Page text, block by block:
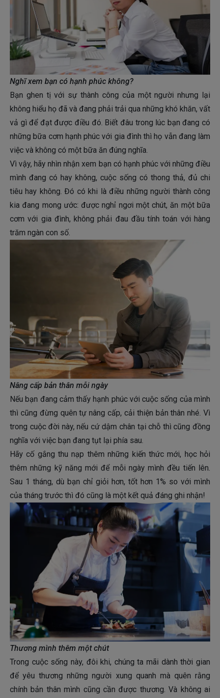
Nghĩ xem bạn có hạnh phúc không?
Bạn ghen tị với sự thành công của một người nhưng lại
không hiểu họ đã và đang phải trải qua những khó khăn, vất
vả gì để đạt được điều đó. Biết đâu trong lúc bạn đang có
những bữa cơm hạnh phúc với gia đình thì họ vẫn đang làm
việc và không có một bữa ăn đúng nghĩa.
Vì vậy, hãy nhìn nhận xem bạn có hạnh phúc với những điều
mình đang có hay không, cuộc sống có thong thả, đủ chi
tiêu hay không. Đó có khi là điều những người thành công
kia đang mong ước: được nghỉ ngơi một chút, ăn một bữa
cơm với gia đình, không phải đau đầu tính toán với hàng
trăm ngàn con số.
Nâng cấp bản thân mỗi ngày
Nếu bạn đang cảm thấy hạnh phúc với cuộc sống của mình
thì cũng đừng quên tự nâng cấp, cải thiện bản thân nhé. Vì
trong cuộc đời này, nếu cứ dậm chân tại chỗ thì cũng đồng
nghĩa với việc bạn đang tụt lại phía sau.
Hãy cố gắng thu nạp thêm những kiến thức mới, học hỏi
thêm những kỹ năng mới để mỗi ngày mình đều tiến lên.
Sau 1 tháng, dù bạn chỉ giỏi hơn, tốt hơn 1% so với mình
của tháng trước thì đó cũng là một kết quả đáng ghi nhận!
Thương mình thêm một chút
Trong cuộc sống này, đôi khi, chúng ta mãi dành thời gian
để yêu thương những người xung quanh mà quên rằng
chính bản thân mình cũng cần được thương. Và không ai